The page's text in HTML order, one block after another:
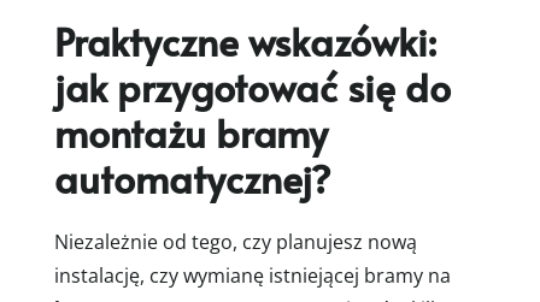
Praktyczne wskazówki:
jak przygotować się do
montażu bramy
automatycznej?
Niezależnie od tego, czy planujesz nową
instalację, czy wymianę istniejącej bramy na